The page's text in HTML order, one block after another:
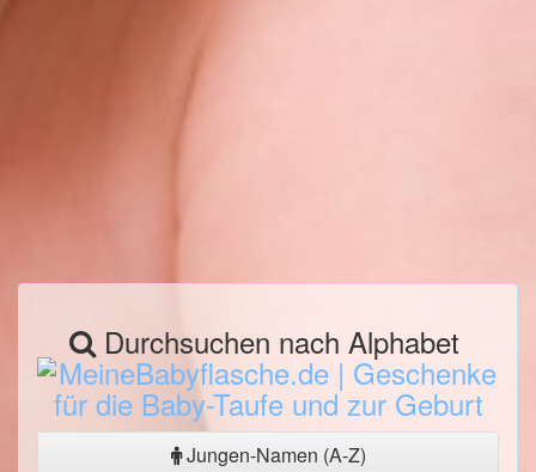
Durchsuchen nach Alphabet
Jungen-Namen (A-Z)